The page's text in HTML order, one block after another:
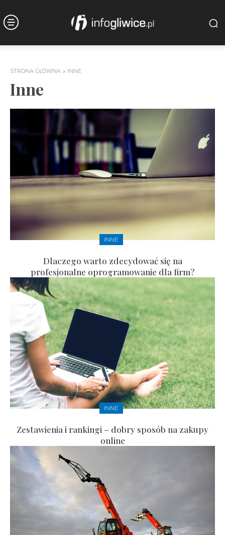
STRONA GŁÓWNA INNE
Inne
INNE
Dlaczego warto zdecydować się na
profesjonalne oprogramowanie dla firm?
INNE
Zestawienia i rankingi – dobry sposób na zakupy
online